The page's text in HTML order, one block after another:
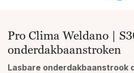
Pro Clima Weldano |
onderdakbaanstroken
Lasbare onderdakbaanstrook